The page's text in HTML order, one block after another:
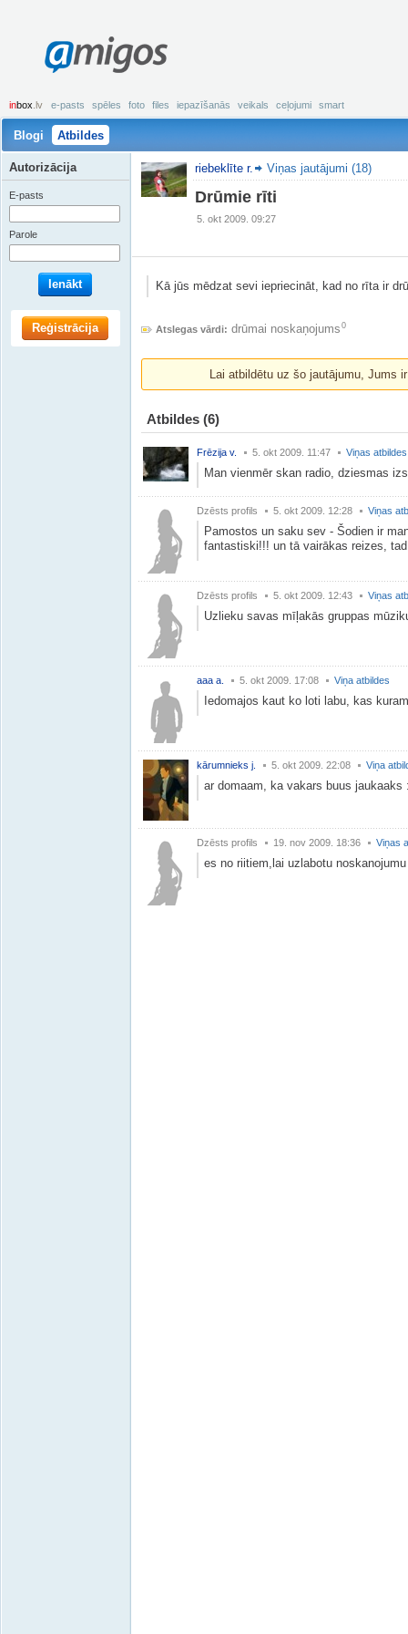
amigos
inbox .lv e-pasts spēles foto files iepazīšanās veikals ceļojumi smart
Blogi Atbildes
riebeklīte r. Viņas jautājumi (18)
Drūmie rīti
5. okt 2009. 09:27
Kā jūs mēdzat sevi iepriecināt, kad no rīta ir
Atslegas vārdi: drūmai noskaņojums 0
Lai atbildētu uz šo jautājumu, Jums
Atbildes (6)
Frēzija v. 5. okt 2009. 11:47 Viņas atbildes
Man vienmēr skan radio, dziesmas
Dzēsts profils 5. okt 2009. 12:28 Viņas
Pamostos un saku sev - Šodien ir
fantastiski!!! un tā vairākas reizes,
Dzēsts profils 5. okt 2009. 12:43 Viņas
Uzlieku savas mīļakās gruppas
aaa a. 5. okt 2009. 17:08 Viņa atbildes
Iedomajos kaut ko loti labu, kas
kārumnieks j. 5. okt 2009. 22:08 Viņa
ar domaam, ka vakars buus jaukaaks
Dzēsts profils 19. nov 2009. 18:36 Viņas
es no riitiem,lai uzlabotu
Autorizācija
E-pasts
Parole
Ienākt
Reģistrācija